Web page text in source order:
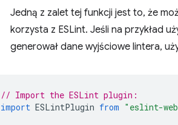
Jedną z zalet tej funkcji jest to, że
korzysta z ESLint. Jeśli na przykład
generował dane wyjściowe lintera,
// Import the ESLint plugin:
import ESLintPlugin from "eslint-